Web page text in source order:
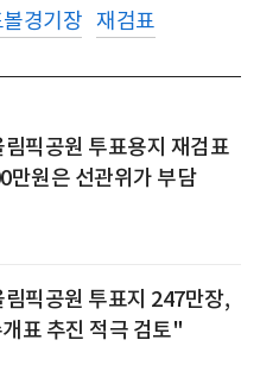
경기장 재검표
픽공원 투표용지 재검표
만원은 선관위가 부담
픽공원 투표지 247만장,
표 추진 적극 검토"